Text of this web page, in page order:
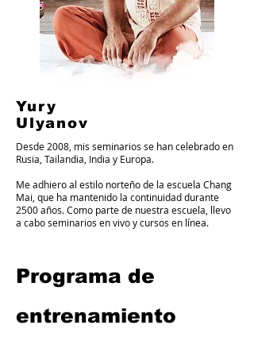
Yury
Ulyanov
Desde 2008, mis seminarios se han celebrado en
Rusia, Tailandia, India y Europa.
Me adhiero al estilo norteño de la escuela Chang
Mai, que ha mantenido la continuidad durante
2500 años. Como parte de nuestra escuela, llevo
a cabo seminarios en vivo y cursos en línea.
Programa de
entrenamiento